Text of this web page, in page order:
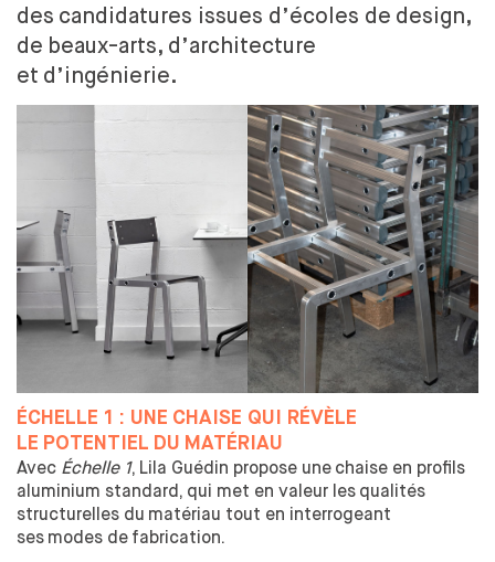
L'ENSCI RECRUTE
FORMATIONS
CRÉATEUR INDUSTRIEL
LES PARTENARIATS ACADÉMIQUES
PROFESSIONNALISATION
DESIGNER TEXTILE
PARCOURS
DIPLÔME
PROFESSIONNALISATION
FORMATION TOUT AU LONG DE LA VIE
RECHERCHE
LE CENTRE DE RECHERCHE EN DESIGN
DOCTORAT EN DESIGN
LE MASTER 2 RECHERCHE EN DESIGN
des candidatures issues d’écoles de design,
de beaux-arts, d’architecture
et d’ingénierie.
ÉCHELLE 1 : UNE CHAISE QUI RÉVÈLE
LE POTENTIEL DU MATÉRIAU
Avec Échelle 1, Lila Guédin propose une chaise en profils
aluminium standard, qui met en valeur les qualités
structurelles du matériau tout en interrogeant
ses modes de fabrication.